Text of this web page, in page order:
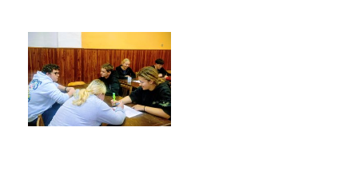
Kondiční jízdy